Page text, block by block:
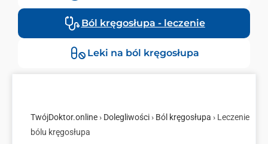
Ból kręgosłupa - leczenie
Leki na ból kręgosłupa
TwójDoktor.online › Dolegliwości › Ból kręgosłupa › Leczenie
bólu kręgosłupa